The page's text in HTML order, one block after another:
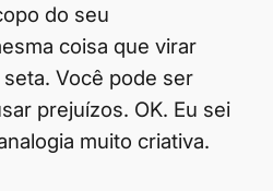
do seu
coisa que virar
Você pode ser
prejuízos. OK. Eu sei
muito criativa.